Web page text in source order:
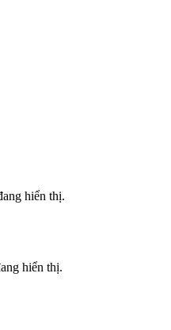
hiển thị.
hiển thị.